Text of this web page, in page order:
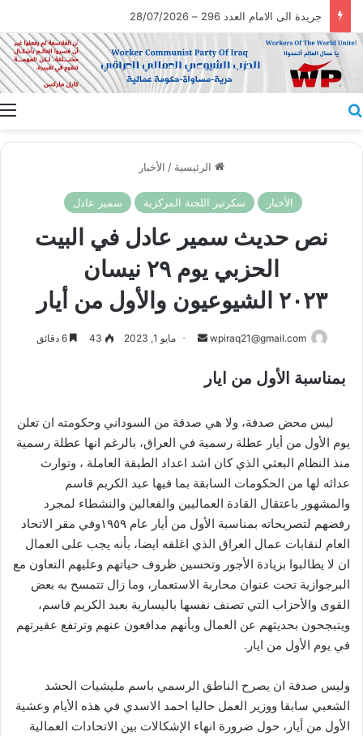
جريدة الى الامام العدد 296 – 28/07/2026
الرئيسية / الأخبار
الأخبار سكرتير اللجنة المركزية سمير عادل
نص حديث سمير عادل في البيت
الحزبي يوم ٢٩ نيسان
٢٠٢٣ الشيوعيون والأول من أيار
wpiraq21@gmail.com
أرسلمايو 1, 2023 43 6 دقائق
بمناسبة الأول من ايار
ليس محض صدفة، ولا هي صدقة من السوداني وحكومته ان تعلن
يوم الأول من أيار عطلة رسمية في العراق، بالرغم انها عطلة رسمية
منذ النظام البعثي الذي كان اشد اعداد الطبقة العاملة ، وتوارث
عدائه لها من الحكومات السابقة بما فيها عبد الكريم قاسم
والمشهور باعتقال القادة العماليين والفعالين والنشطاء لمجرد
رفضهم لتصريحاته بمناسبة الأول من أيار عام ١٩٥٩وفي مقر الاتحاد
العام لنقابات عمال العراق الذي اغلقه ايضا، بأنه يجب على العمال
ان لا يطالبوا بزيادة الأجور وتحسين ظروف حياتهم وعليهم التعاون مع
البرجوازية تحت عنوان محاربة الاستعمار، وما زال تتمسح به بعض
القوى والأحزاب التي تصنف نفسها باليسارية بعبد الكريم قاسم،
ويتبجحون بحديثهم عن العمال وبأنهم مدافعون عنهم وترتفع عقيرتهم
في يوم الأول من ايار.
وليس صدفة ان يصرح الناطق الرسمي باسم مليشيات الحشد
الشعبي سابقا ووزير العمل حاليا احمد الاسدي في هذه الأيام وعشية
الأول من أيار، حول ضرورة انهاء الإشكالات بين الاتحادات العمالية